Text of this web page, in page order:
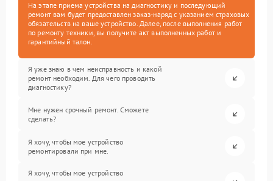
На этапе приема устройства на диагностику и последующий
ремонт вам будет предоставлен заказ-наряд с указанием страховых
обязательств на ваше устройство. Далее, после выполнения работ
по ремонту техники, вы получите акт выполненных работ и
гарантийный талон.
Я уже знаю в чем неисправность и какой
ремонт необходим. Для чего проводить
диагностику?
Мне нужен срочный ремонт. Сможете
сделать?
Я хочу, чтобы мое устройство
ремонтировали при мне.
Я хочу, чтобы мое устройство